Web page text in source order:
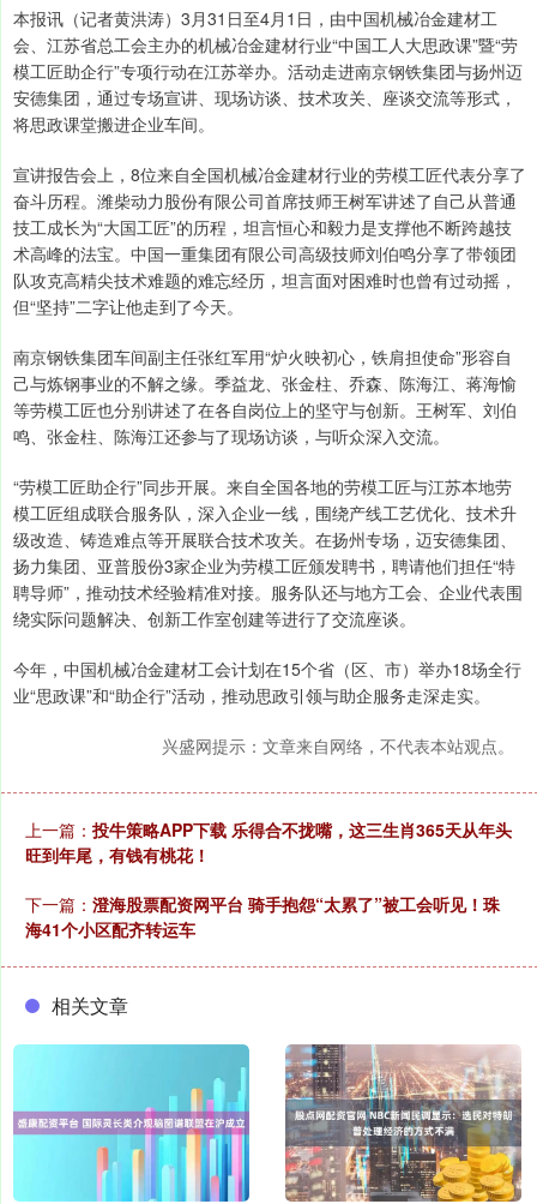
本报讯（记者黄洪涛）3月31日至4月1日，由中国机械冶金建材工
会、江苏省总工会主办的机械冶金建材行业“中国工人大思政课”暨“劳
模工匠助企行”专项行动在江苏举办。活动走进南京钢铁集团与扬州迈
安德集团，通过专场宣讲、现场访谈、技术攻关、座谈交流等形式，
将思政课堂搬进企业车间。
宣讲报告会上，8位来自全国机械冶金建材行业的劳模工匠代表分享了
奋斗历程。潍柴动力股份有限公司首席技师王树军讲述了自己从普通
技工成长为“大国工匠”的历程，坦言恒心和毅力是支撑他不断跨越技
术高峰的法宝。中国一重集团有限公司高级技师刘伯鸣分享了带领团
队攻克高精尖技术难题的难忘经历，坦言面对困难时也曾有过动摇，
但“坚持”二字让他走到了今天。
南京钢铁集团车间副主任张红军用“炉火映初心，铁肩担使命”形容自
己与炼钢事业的不解之缘。季益龙、张金柱、乔森、陈海江、蒋海愉
等劳模工匠也分别讲述了在各自岗位上的坚守与创新。王树军、刘伯
鸣、张金柱、陈海江还参与了现场访谈，与听众深入交流。
“劳模工匠助企行”同步开展。来自全国各地的劳模工匠与江苏本地劳
模工匠组成联合服务队，深入企业一线，围绕产线工艺优化、技术升
级改造、铸造难点等开展联合技术攻关。在扬州专场，迈安德集团、
扬力集团、亚普股份3家企业为劳模工匠颁发聘书，聘请他们担任“特
聘导师”，推动技术经验精准对接。服务队还与地方工会、企业代表围
绕实际问题解决、创新工作室创建等进行了交流座谈。
今年，中国机械冶金建材工会计划在15个省（区、市）举办18场全行
业“思政课”和“助企行”活动，推动思政引领与助企服务走深走实。
兴盛网提示：文章来自网络，不代表本站观点。
上一篇： 投牛策略APP下载 乐得合不拢嘴，这三生肖365天从年头
旺到年尾，有钱有桃花！
下一篇： 澄海股票配资网平台 骑手抱怨“太累了”被工会听见！珠
海41个小区配齐转运车
相关文章